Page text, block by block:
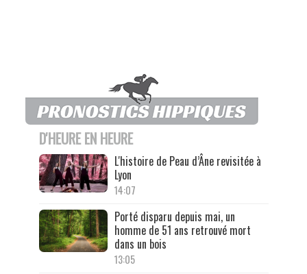
D'HEURE EN HEURE
L'histoire de Peau d’Âne revisitée à
Lyon
14:07
Porté disparu depuis mai, un
homme de 51 ans retrouvé mort
dans un bois
13:05